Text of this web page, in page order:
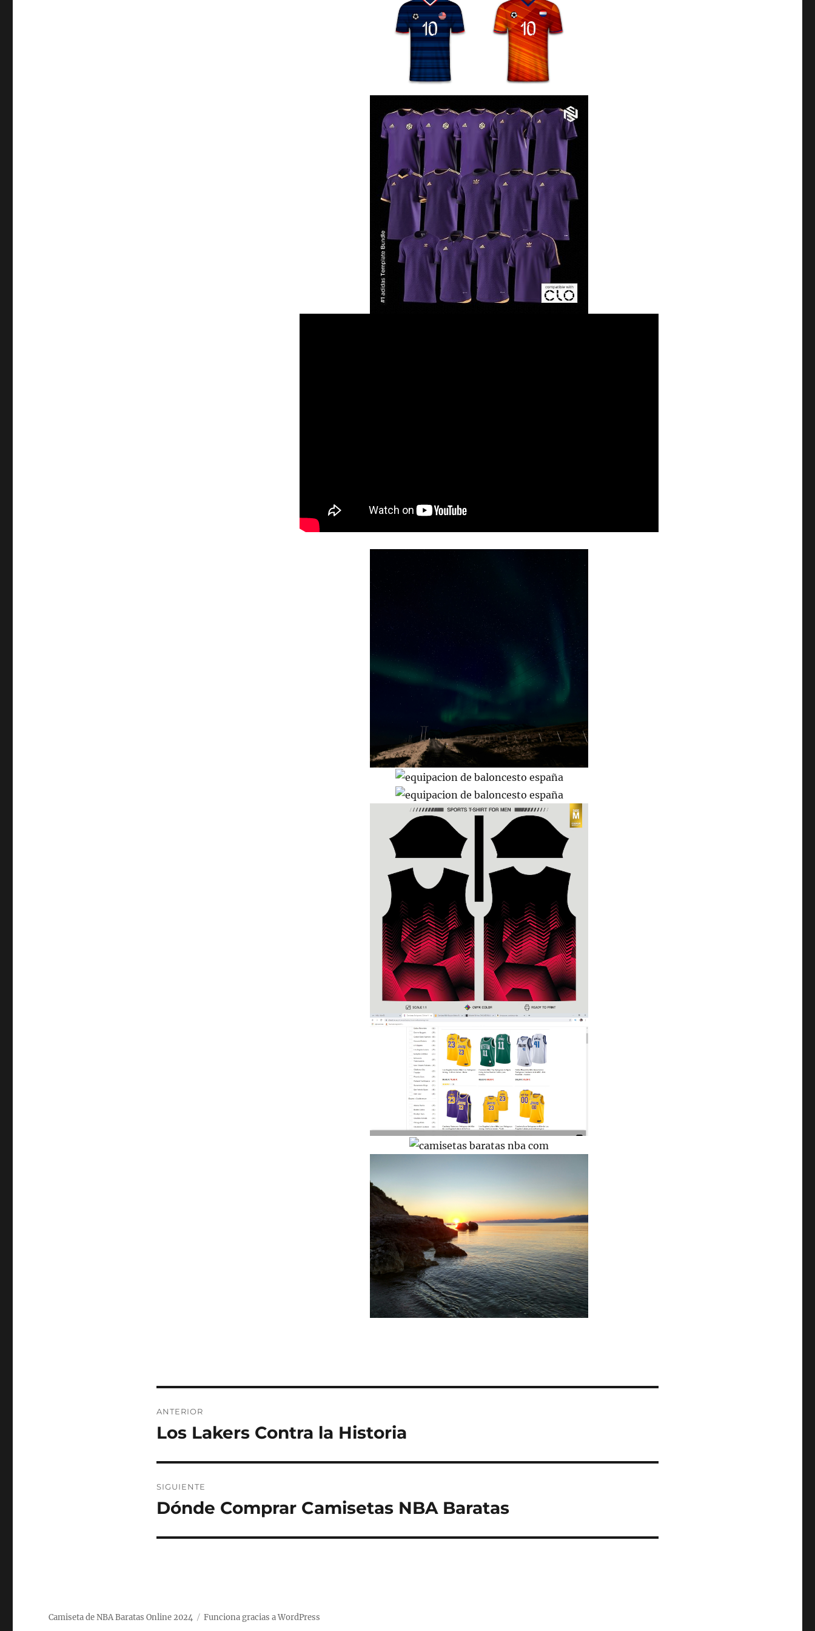
de
ANTERIOR
Entrada
Los Lakers Contra la Historia
SIGUIENTE
Entrada
Dónde Comprar Camisetas NBA Baratas
Camiseta de NBA Baratas Online 2024 Funciona gracias a WordPress